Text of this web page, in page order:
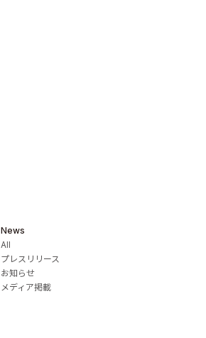
News
All
プレスリリース
お知らせ
メディア掲載